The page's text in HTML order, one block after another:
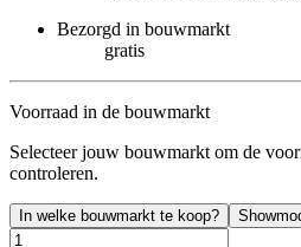
Bezorgd in bouwmarkt
gratis
Voorraad in de bouwmarkt
Selecteer jouw bouwmarkt om de
controleren.
In welke bouwmarkt te koop?